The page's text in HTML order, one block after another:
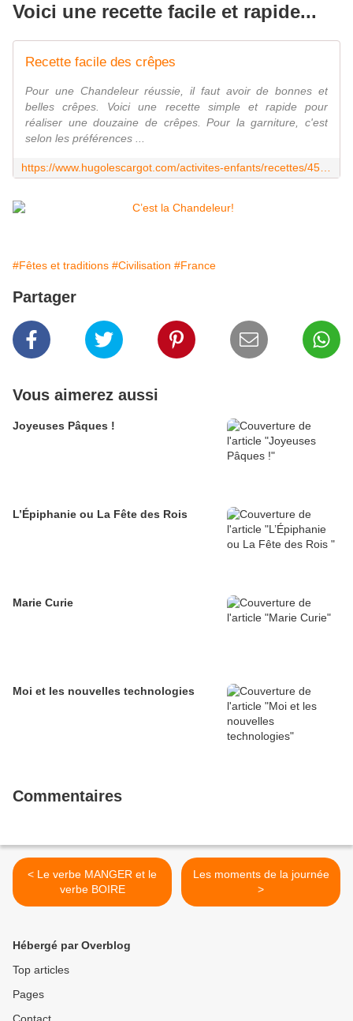
Voici une recette facile et rapide...
Recette facile des crêpes
Pour une Chandeleur réussie, il faut avoir de bonnes et
belles crêpes. Voici une recette simple et rapide pour
réaliser une douzaine de crêpes. Pour la garniture, c'est
selon les préférences ...
#Fêtes et traditions #Civilisation #France
Partager
Vous aimerez aussi
Joyeuses Pâques !
L’Épiphanie ou La Fête des Rois
Marie Curie
Moi et les nouvelles technologies
Commentaires
< Le verbe MANGER et le
verbe BOIRE
Les moments de la journée
>
Hébergé par Overblog
Top articles
Pages